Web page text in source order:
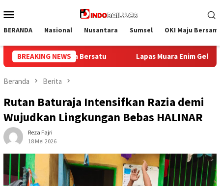
ke
Mobile
BERANDA Nasional Nusantara Sumsel OKI Maju
BREAKING NEWS
Enim Gelar Bakti Sosial Donor Darah dalam Rangka
Beranda Berita
Rutan Baturaja Intensifkan Razia demi
Wujudkan Lingkungan Bebas HALINAR
Reza Fajri
18 Mei 2026